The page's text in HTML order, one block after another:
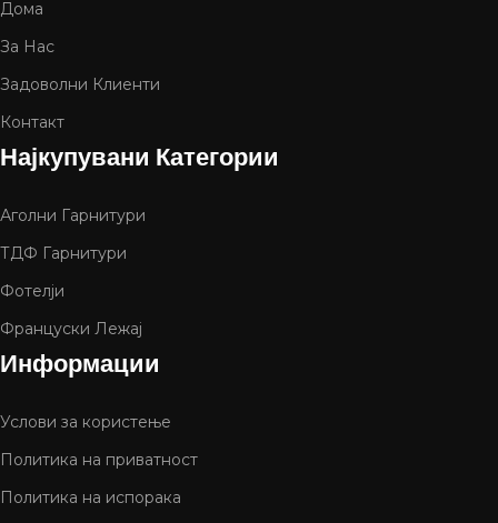
Дома
За Нас
Задоволни Клиенти
Контакт
Најкупувани Категории
Аголни Гарнитури
ТДФ Гарнитури
Фотелји
Француски Лежај
Информации
Услови за користење
Политика на приватност
Политика на испорака